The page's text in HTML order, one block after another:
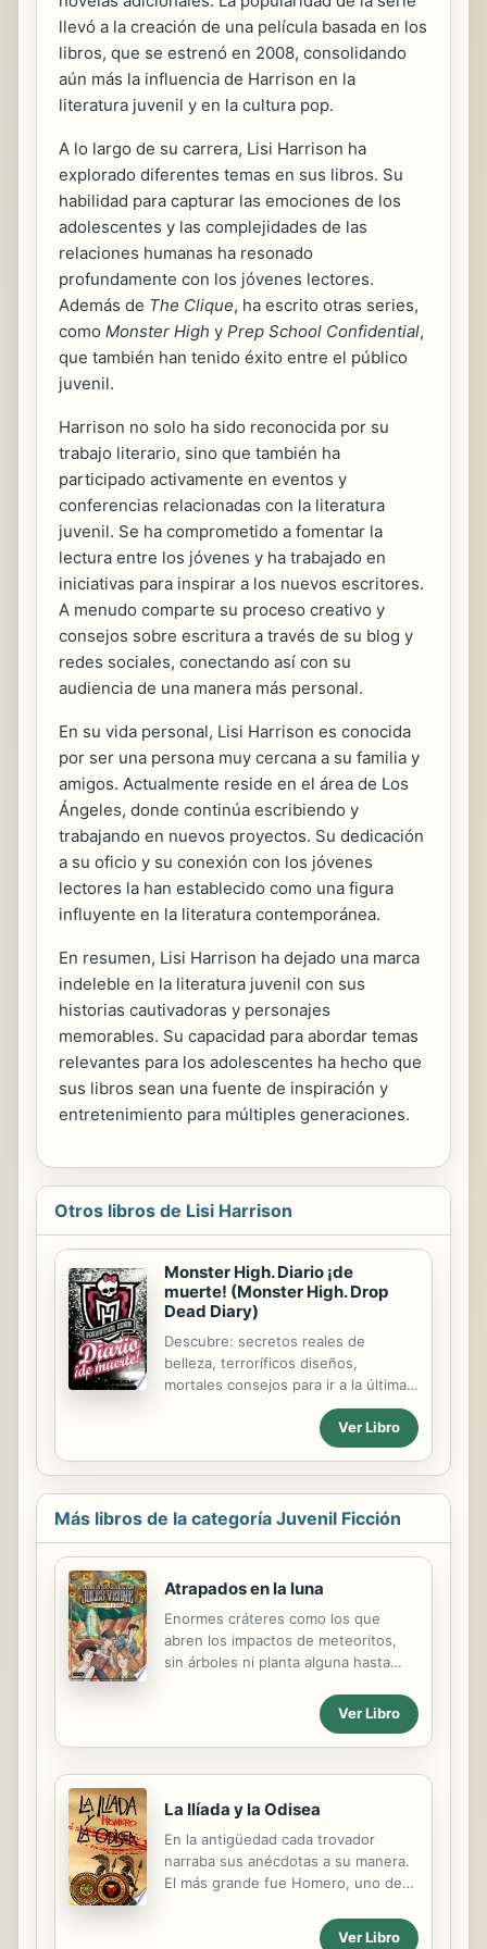
llevó a la creación de una película basada en los
libros, que se estrenó en 2008, consolidando
aún más la influencia de Harrison en la
literatura juvenil y en la cultura pop.
A lo largo de su carrera, Lisi Harrison ha
explorado diferentes temas en sus libros. Su
habilidad para capturar las emociones de los
adolescentes y las complejidades de las
relaciones humanas ha resonado
profundamente con los jóvenes lectores.
Además de The Clique, ha escrito otras series,
como Monster High y Prep School Confidential,
que también han tenido éxito entre el público
juvenil.
Harrison no solo ha sido reconocida por su
trabajo literario, sino que también ha
participado activamente en eventos y
conferencias relacionadas con la literatura
juvenil. Se ha comprometido a fomentar la
lectura entre los jóvenes y ha trabajado en
iniciativas para inspirar a los nuevos escritores.
A menudo comparte su proceso creativo y
consejos sobre escritura a través de su blog y
redes sociales, conectando así con su
audiencia de una manera más personal.
En su vida personal, Lisi Harrison es conocida
por ser una persona muy cercana a su familia y
amigos. Actualmente reside en el área de Los
Ángeles, donde continúa escribiendo y
trabajando en nuevos proyectos. Su dedicación
a su oficio y su conexión con los jóvenes
lectores la han establecido como una figura
influyente en la literatura contemporánea.
En resumen, Lisi Harrison ha dejado una marca
indeleble en la literatura juvenil con sus
historias cautivadoras y personajes
memorables. Su capacidad para abordar temas
relevantes para los adolescentes ha hecho que
sus libros sean una fuente de inspiración y
entretenimiento para múltiples generaciones.
Otros libros de Lisi Harrison
Monster High. Diario ¡de
muerte! (Monster High. Drop
Dead Diary)
Descubre: secretos reales de
belleza, terroríficos diseños,
mortales consejos para ir a la última,
y mucho, mucho más porque ¡ser
Ver Libro
Más libros de la categoría Juvenil Ficción
Atrapados en la luna
Enormes cráteres como los que
abren los impactos de meteoritos,
sin árboles ni planta alguna hasta
era tan seco que en él no parecía
haber caído nunca una gota de agua
y en la atmósfera, bajo un cielo
plagado de estrellas brillantes, no
Marie, Huan y Caroline tenían ante
sus ojos un paisaje que solo podían
describir de una manera: un paisaje
lunar. No podían saber cómo habían
estado inconscientes y no
recordaban nada, pero tuvieron la
Ver Libro
La Ilíada y la Odisea
En la antigüedad cada trovador
narraba sus anécdotas a su manera.
El más grande fue Homero, uno de
los tiempos, y el primero cuyo
Ver Libro